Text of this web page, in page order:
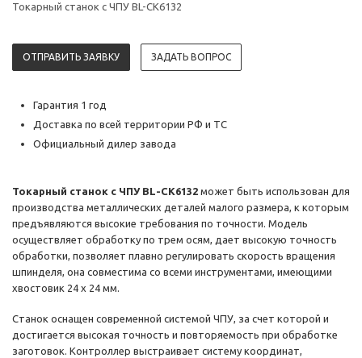
Токарный станок с ЧПУ BL-CK6132
ОТПРАВИТЬ ЗАЯВКУ ЗАДАТЬ ВОПРОС
Гарантия 1 год
Доставка по всей территории РФ и ТС
Официальный дилер завода
Токарный станок с ЧПУ BL-CK6132 может быть использован для
производства металлических деталей малого размера, к которым
предъявляются высокие требования по точности. Модель
осуществляет обработку по трем осям, дает высокую точность
обработки, позволяет плавно регулировать скорость вращения
шпинделя, она совместима со всеми инструментами, имеющими
хвостовик 24 х 24 мм.
Станок оснащен современной системой ЧПУ, за счет которой и
достигается высокая точность и повторяемость при обработке
заготовок. Контроллер выстраивает систему координат,